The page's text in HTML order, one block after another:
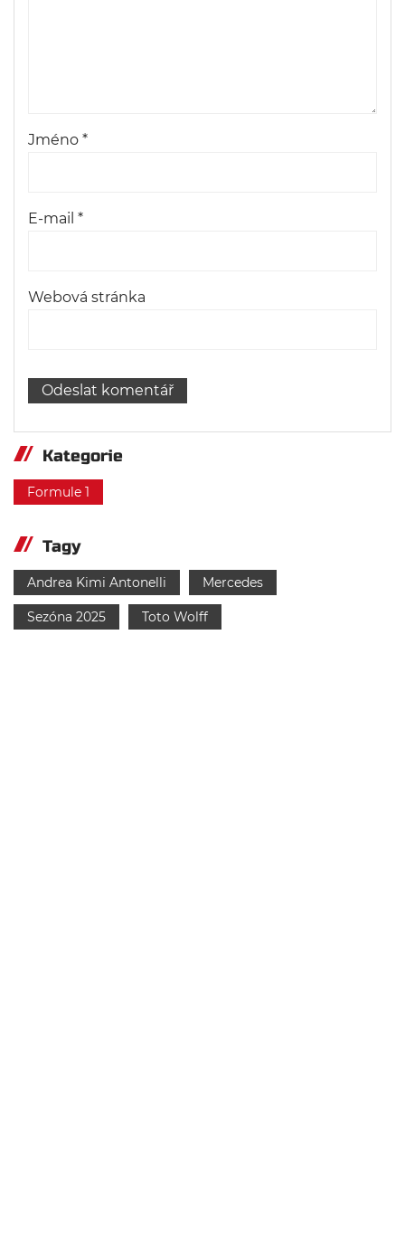
Jméno *
E-mail *
Webová stránka
Kategorie
Formule 1
Tagy
Andrea Kimi Antonelli Mercedes
Sezóna 2025 Toto Wolff